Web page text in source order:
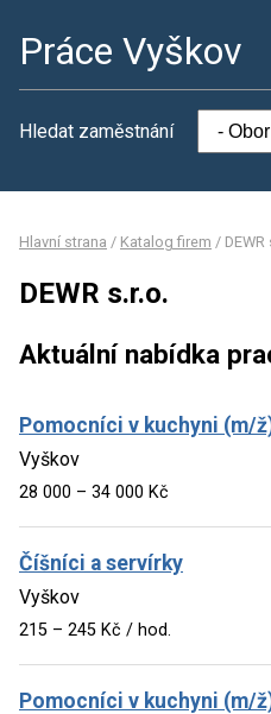
Práce Vyškov
Hledat zaměstnání
Hlavní strana / Katalog firem / DEWR
DEWR s.r.o.
Aktuální nabídka
Pomocníci v kuchyni (m/
Vyškov
28 000 – 34 000 Kč
Číšníci a servírky
Vyškov
215 – 245 Kč / hod.
Pomocníci v kuchyni (m/